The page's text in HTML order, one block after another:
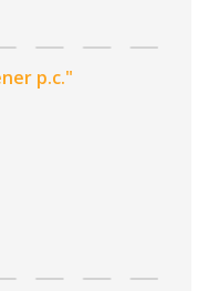
p.c."